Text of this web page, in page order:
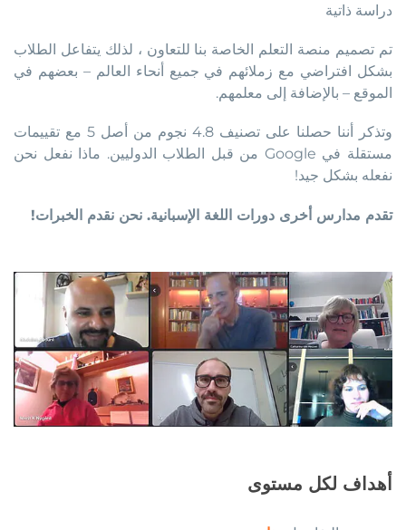
دراسة ذاتية
تم تصميم منصة التعلم الخاصة بنا للتعاون ، لذلك يتفاعل الطلاب
بشكل افتراضي مع زملائهم في جميع أنحاء العالم – بعضهم في
الموقع – بالإضافة إلى معلمهم.
وتذكر أننا حصلنا على تصنيف 4.8 نجوم من أصل 5 مع تقييمات
مستقلة في Google من قبل الطلاب الدوليين. ماذا نفعل نحن
نفعله بشكل جيد!
تقدم مدارس أخرى دورات اللغة الإسبانية. نحن نقدم الخبرات!
أهداف لكل مستوى